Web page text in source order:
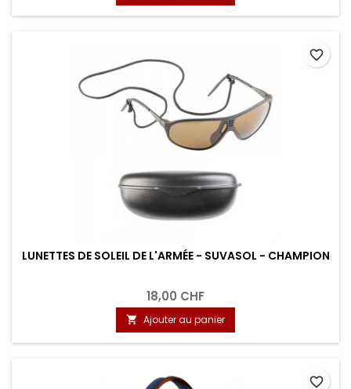
LUNETTES DE SOLEIL DE L'ARMÉE - SUVASOL - CHAMPION
18,00 CHF
 Ajouter au panier
favorite_border
favorite_border